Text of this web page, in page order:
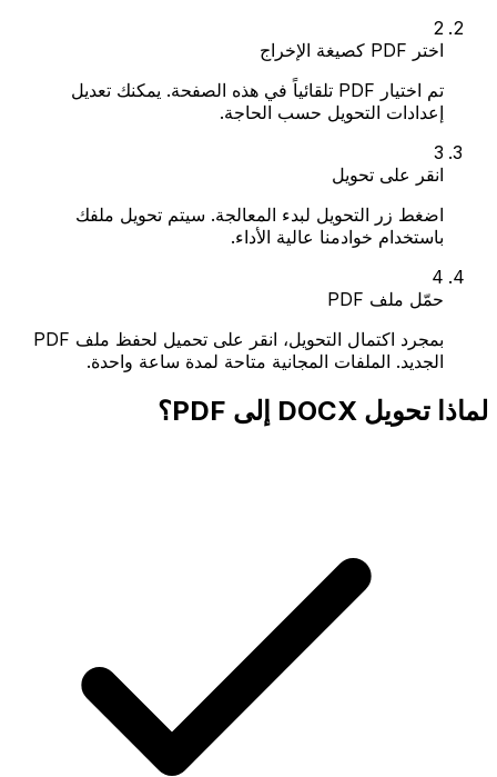
2
اختر PDF كصيغة الإخراج
تم اختيار PDF تلقائياً في هذه الصفحة. يمكنك تعديل
إعدادات التحويل حسب الحاجة.
3
انقر على تحويل
اضغط زر التحويل لبدء المعالجة. سيتم تحويل ملفك
باستخدام خوادمنا عالية الأداء.
4
حمّل ملف PDF
بمجرد اكتمال التحويل، انقر على تحميل لحفظ ملف PDF
الجديد. الملفات المجانية متاحة لمدة ساعة واحدة.
لماذا تحويل DOCX إلى PDF؟